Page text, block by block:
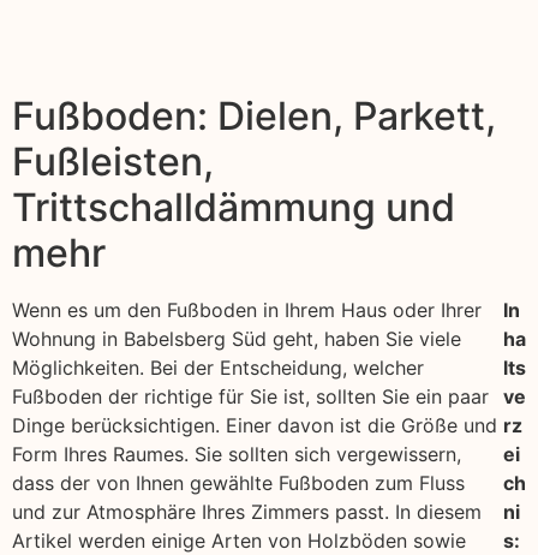
Fußboden: Dielen, Parkett,
Fußleisten,
Trittschalldämmung und
mehr
Wenn es um den Fußboden in Ihrem Haus oder Ihrer
Wohnung in Babelsberg Süd geht, haben Sie viele
Möglichkeiten. Bei der Entscheidung, welcher
Fußboden der richtige für Sie ist, sollten Sie ein paar
Dinge berücksichtigen. Einer davon ist die Größe und
Form Ihres Raumes. Sie sollten sich vergewissern,
dass der von Ihnen gewählte Fußboden zum Fluss
und zur Atmosphäre Ihres Zimmers passt. In diesem
Artikel werden einige Arten von Holzböden sowie
In
ha
lts
ve
rz
ei
ch
ni
s: